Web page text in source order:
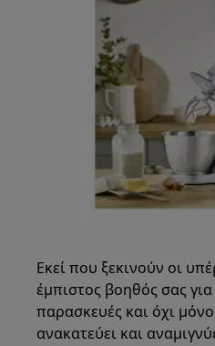
Εκεί που ξεκινούν οι
έμπιστος βοηθός σας για
παρασκευές και όχι
ανακατεύει και